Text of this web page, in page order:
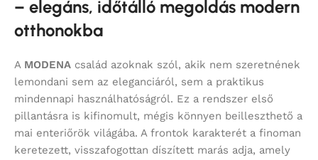
– elegáns, időtálló megoldás modern
otthonokba
A MODENA család azoknak szól, akik nem szeretnének
lemondani sem az eleganciáról, sem a praktikus
mindennapi használhatóságról. Ez a rendszer első
pillantásra is kifinomult, mégis könnyen beilleszthető a
mai enteriőrök világába. A frontok karakterét a finoman
keretezett, visszafogottan díszített marás adja, amely